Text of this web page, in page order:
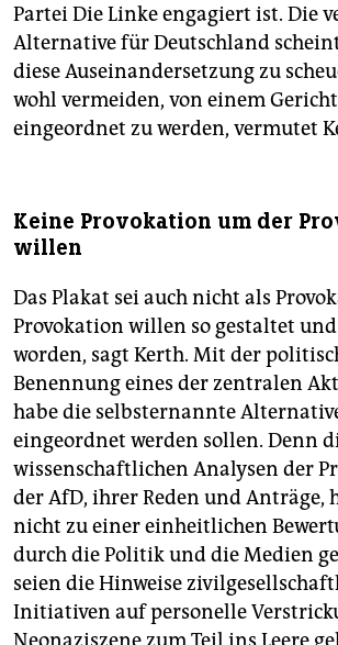
Partei Die Linke engagiert ist. Die
Alternative für Deutschland
diese Auseinandersetzung zu
wohl vermeiden, von einem
eingeordnet zu werden, vermutet
Keine Provokation um der
willen
Das Plakat sei auch nicht als
Provokation willen so gestaltet
worden, sagt Kerth. Mit der
Benennung eines der zentralen
habe die selbsternannte
eingeordnet werden sollen. Denn
wissenschaftlichen Analysen der
der AfD, ihrer Reden und Anträge,
nicht zu einer einheitlichen
durch die Politik und die Medien
seien die Hinweise
Initiativen auf personelle